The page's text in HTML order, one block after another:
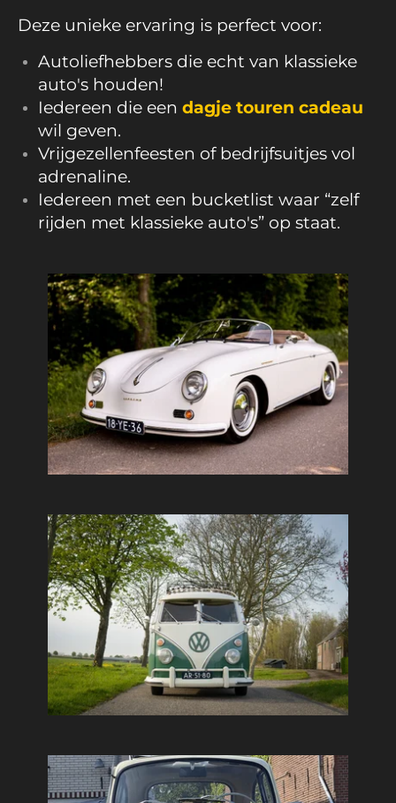
Deze unieke ervaring is perfect voor:
Autoliefhebbers die echt van klassieke
auto's houden!
Iedereen die een dagje touren cadeau
wil geven.
Vrijgezellenfeesten of bedrijfsuitjes vol
adrenaline.
Iedereen met een bucketlist waar “zelf
rijden met klassieke auto's” op staat.